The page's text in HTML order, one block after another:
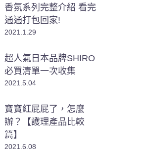
香氛系列完整介紹 看完
通通打包回家!
2021.1.29
超人氣日本品牌SHIRO
必買清單一次收集
2021.5.04
寶寶紅屁屁了，怎麼
辦？【護理產品比較
篇】
2021.6.08